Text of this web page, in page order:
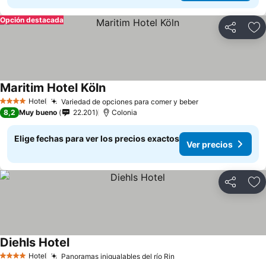
Compartir
Opción destacada
4 EstrellasHotel Variedad de opciones para comer y beber
Maritim Hotel Köln
8,2 Muy bueno 22.201 Colonia
Elige fechas para ver los precios exactos
Ver precios
Compartir
Hotel Panoramas inigualables del río Rin
Diehls Hotel